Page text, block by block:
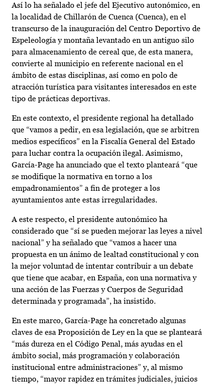
Así lo ha señalado el jefe del Ejecutivo autonómico, en
la localidad de Chillarón de Cuenca (Cuenca), en el
transcurso de la inauguración del Centro Deportivo de
Espeleología y montaña levantado en un antiguo silo
para almacenamiento de cereal que, de esta manera,
convierte al municipio en referente nacional en el
ámbito de estas disciplinas, así como en polo de
atracción turística para visitantes interesados en este
tipo de prácticas deportivas.
En este contexto, el presidente regional ha detallado
que “vamos a pedir, en esa legislación, que se arbitren
medios específicos” en la Fiscalía General del Estado
para luchar contra la ocupación ilegal. Asimismo,
García-Page ha anunciado que el texto planteará “que
se modifique la normativa en torno a los
empadronamientos” a fin de proteger a los
ayuntamientos ante estas irregularidades.
A este respecto, el presidente autonómico ha
considerado que “sí se pueden mejorar las leyes a nivel
nacional” y ha señalado que “vamos a hacer una
propuesta en un ánimo de lealtad constitucional y con
la mejor voluntad de intentar contribuir a un debate
que tiene que acabar, en España, con una normativa y
una acción de las Fuerzas y Cuerpos de Seguridad
determinada y programada”, ha insistido.
En este marco, García-Page ha concretado algunas
claves de esa Proposición de Ley en la que se planteará
“más dureza en el Código Penal, más ayudas en el
ámbito social, más programación y colaboración
institucional entre administraciones” y, al mismo
tiempo, “mayor rapidez en trámites judiciales, juicios